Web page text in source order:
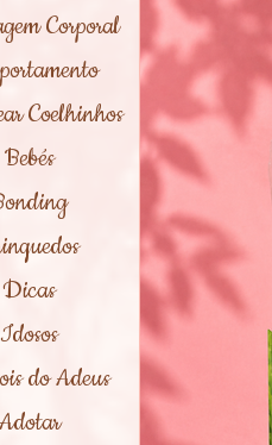
Corporal
Coelhinhos
Bebés
Dicas
Idosos
do Adeus
Adotar